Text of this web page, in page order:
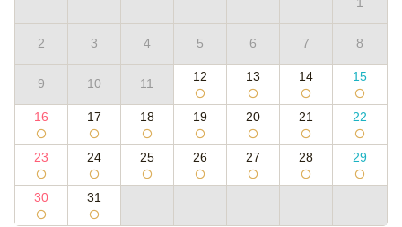
1
2 3 4 5 6 7 8
9 10 11 12 13 14 15
16 17 18 19 20 21 22
23 24 25 26 27 28 29
30 31